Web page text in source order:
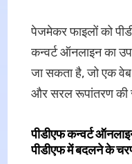
पेजमेकर फाइलों को
कन्वर्ट ऑनलाइन का
जा सकता है, जो एक
और सरल रूपांतरण की
पीडीएफ कन्वर्ट
पीडीएफ में बदलने के